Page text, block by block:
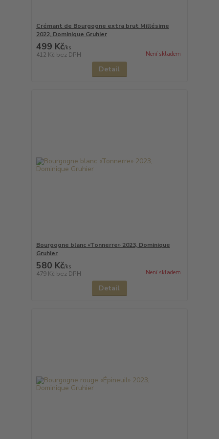
Crémant de Bourgogne extra brut Millésime
2022, Dominique Gruhier
499 Kč/ks
412 Kč bez DPH Není skladem
Detail
Bourgogne blanc «Tonnerre» 2023, Dominique
Gruhier
580 Kč/ks
479 Kč bez DPH Není skladem
Detail